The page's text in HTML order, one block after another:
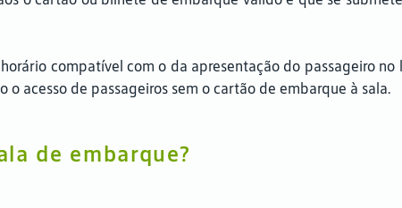
compatível com o da apresentação do passageiro no
acesso de passageiros sem o cartão de embarque à sala.
de embarque?